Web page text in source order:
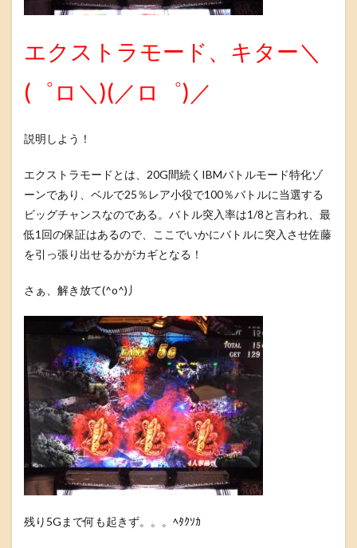
エクストラモード、キター＼
(゜ロ＼)(／ロ゜)／
説明しよう！
エクストラモードとは、20G間続くIBMバトルモード特化ゾ
ーンであり、ベルで25％レア小役で100％バトルに当選する
ビッグチャンスなのである。バトル突入率は1/8と言われ、最
低1回の保証はあるので、ここでいかにバトルに突入させ佐藤
を引っ張り出せるかがカギとなる！
さぁ、解き放て(^o^)丿
残り5Gまで何も起きず。。。ﾍﾀｸｿｶ